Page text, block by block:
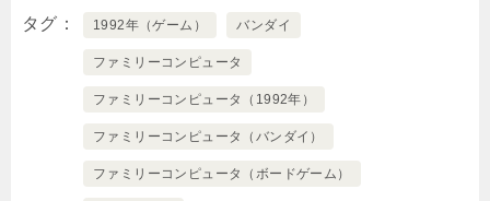
タグ 1992年（ゲーム） バンダイ
ファミリーコンピュータ
ファミリーコンピュータ（1992年）
ファミリーコンピュータ（バンダイ）
ファミリーコンピュータ（ボードゲーム）